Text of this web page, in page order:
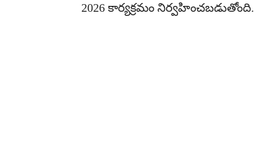
2026 కార్యక్రమం నిర్వహించబడుతోంది.